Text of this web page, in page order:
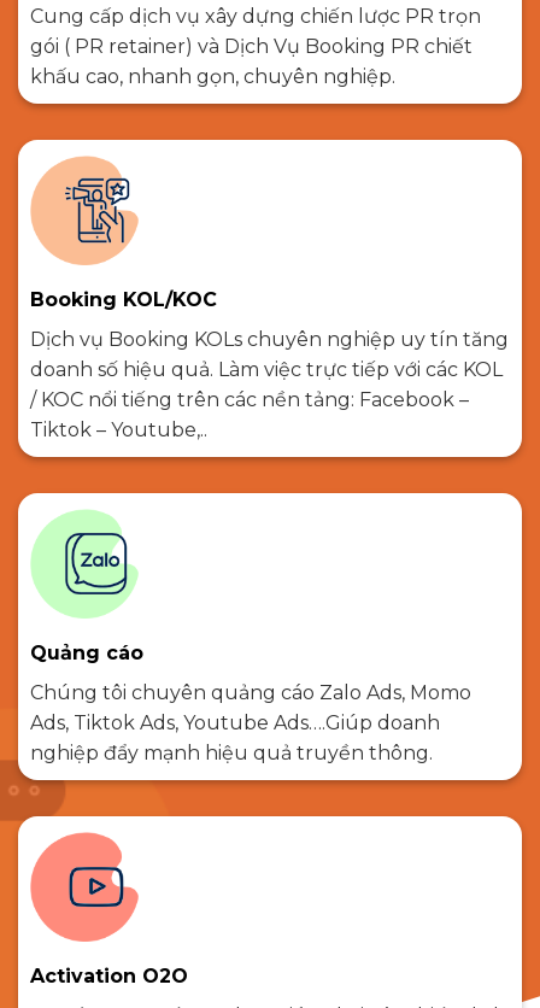
Cung cấp dịch vụ xây dựng chiến lược PR trọn
gói ( PR retainer) và Dịch Vụ Booking PR chiết
khấu cao, nhanh gọn, chuyên nghiệp.
Booking KOL/KOC
Dịch vụ Booking KOLs chuyên nghiệp uy tín tăng
doanh số hiệu quả. Làm việc trực tiếp với các KOL
/ KOC nổi tiếng trên các nền tảng: Facebook –
Tiktok – Youtube,..
Quảng cáo
Chúng tôi chuyên quảng cáo Zalo Ads, Momo
Ads, Tiktok Ads, Youtube Ads….Giúp doanh
nghiệp đẩy mạnh hiệu quả truyền thông.
Activation O2O